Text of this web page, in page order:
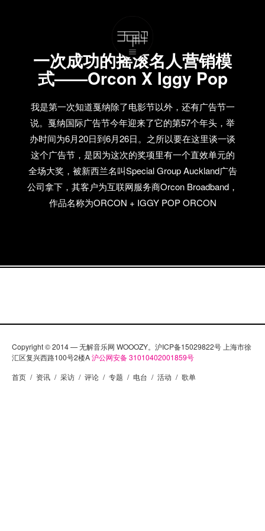
一次成功的摇滚名人营销模
式——Orcon X Iggy Pop
我是第一次知道戛纳除了电影节以外，还有广告节一
说。戛纳国际广告节今年迎来了它的第57个年头，举
办时间为6月20日到6月26日。之所以要在这里谈一谈
这个广告节，是因为这次的奖项里有一个直效单元的
全场大奖，被新西兰名叫Special Group Auckland广告
公司拿下，其客户为互联网服务商Orcon Broadband，
作品名称为ORCON + IGGY POP ORCON
新录制当年的一代名曲《The Passenger》。他们在
会。
Copyright © 2014 — 无解音乐网 WOOOZY。沪ICP备15029822号 上海市徐
汇区复兴西路100号2楼A沪公网安备 31010402001859号
首页 / 资讯 / 采访 / 评论 / 专题 / 电台 / 活动 / 歌单